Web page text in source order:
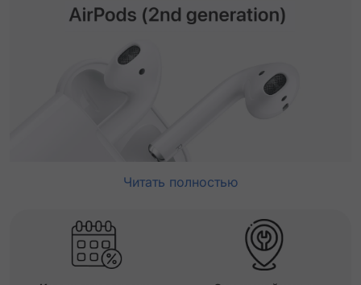
Читать полностью